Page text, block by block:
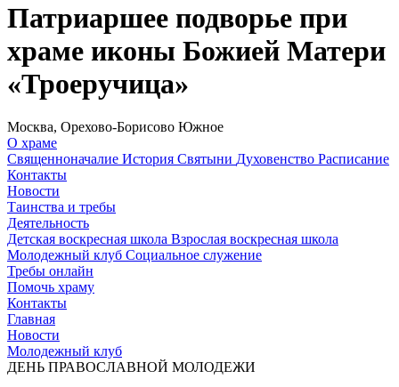
Патриаршее подворье при
храме иконы Божией Матери
«Троеручица»
Москва, Орехово-Борисово Южное
О храме
Священноначалие История Святыни Духовенство Расписание
Контакты
Новости
Таинства и требы
Деятельность
Детская воскресная школа Взрослая воскресная школа
Молодежный клуб Социальное служение
Требы онлайн
Помочь храму
Контакты
Главная
Новости
Молодежный клуб
ДЕНЬ ПРАВОСЛАВНОЙ МОЛОДЕЖИ